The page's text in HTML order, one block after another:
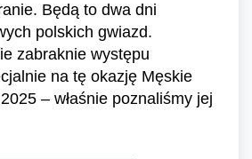
Będą to dwa dni
polskich gwiazd.
zabraknie występu
na tę okazję Męskie
– właśnie poznaliśmy jej